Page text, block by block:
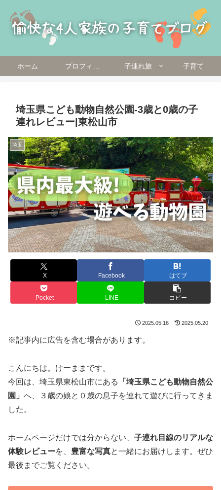
ホーム 子連れ旅 子育て
埼玉県こども動物自然公園-3歳と0歳の子
連れレビュー|東松山市
埼玉
X Facebook はてブ
Pocket LINE コピー
2025.05.16 2025.05.20
※記事内に広告を含む場合があります。
こんにちは。けーままです。
今回は、埼玉県東松山市にある
「埼玉県こども動物自然公
園」 へ、３歳の娘と０歳の息子を連れて遊びに行ってきま
した。
ホームページだけでは分からない、 子連れ目線のリアルな
体験レビューを、 豊富な写真と一緒にお届けします。ぜひ
最後までご覧ください。